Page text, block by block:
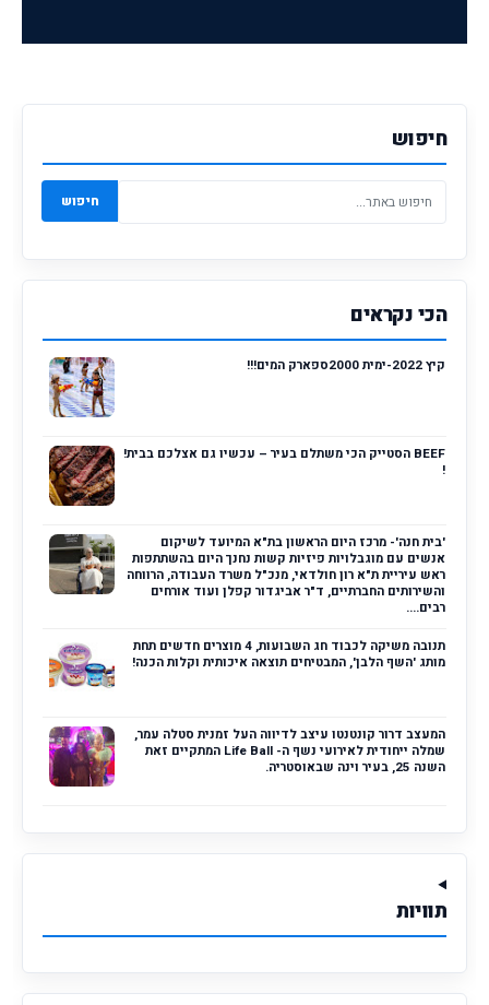
חיפוש
חיפוש
הכי נקראים
קיץ 2022-ימית 2000ספארק המים!!!
BEEF הסטייק הכי משתלם בעיר – עכשיו גם אצלכם בבית!
!
'בית חנה'- מרכז היום הראשון בת"א המיועד לשיקום
אנשים עם מוגבלויות פיזיות קשות נחנך היום בהשתתפות
ראש עיריית ת"א רון חולדאי, מנכ"ל משרד העבודה, הרווחה
והשירותים החברתיים, ד"ר אביגדור קפלן ועוד אורחים
רבים....
תנובה משיקה לכבוד חג השבועות, 4 מוצרים חדשים תחת
מותג 'השף הלבן', המבטיחים תוצאה איכותית וקלות הכנה!
המעצב דרור קונטנטו עיצב לדיווה העל זמנית סטלה עמר,
שמלה ייחודית לאירועי נשף ה- Life Ball המתקיים זאת
השנה 25, בעיר וינה שבאוסטריה.
תוויות